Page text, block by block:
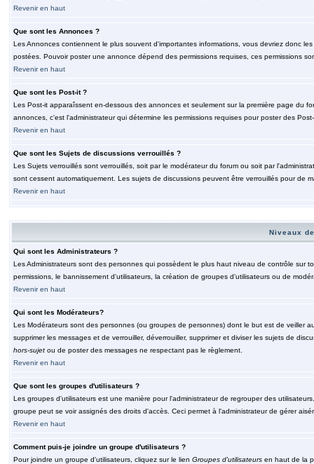
Revenir en haut
Que sont les Annonces ?
Les Annonces contiennent le plus souvent d'importantes informations, vous devriez donc
postées. Pouvoir poster une annonce dépend des permissions requises, ces permissions
Revenir en haut
Que sont les Post-it ?
Les Post-it apparaîssent en-dessous des annonces et seulement sur la première page du
annonces, c'est l'administrateur qui détermine les permissions requises pour poster des
Revenir en haut
Que sont les Sujets de discussions verrouillés ?
Les Sujets verrouillés sont verrouillés, soit par le modérateur du forum ou soit par
sont cessent automatiquement. Les sujets de discussions peuvent être verrouillés pour de
Revenir en haut
Niveaux
Qui sont les Administrateurs ?
Les Administrateurs sont des personnes qui possèdent le plus haut niveau de contrôle sur
permissions, le bannissement d'utilisateurs, la création de groupes d'utilisateurs ou de
Revenir en haut
Qui sont les Modérateurs?
Les Modérateurs sont des personnes (ou groupes de personnes) dont le but est de veiller
supprimer les messages et de verrouiller, déverrouiller, supprimer et diviser les sujets de
hors-sujetou de poster des messages ne respectant pas le règlement.
Revenir en haut
Que sont les groupes d'utilisateurs ?
Les groupes d'utilisateurs est une manière pour l'administrateur de regrouper des
groupe peut se voir assignés des droits d'accès. Ceci permet à l'administrateur de gérer
Revenir en haut
Comment puis-je joindre un groupe d'utilisateurs ?
Pour joindre un groupe d'utilisateurs, cliquez sur le lien Groupes d'utilisateursen haut de la